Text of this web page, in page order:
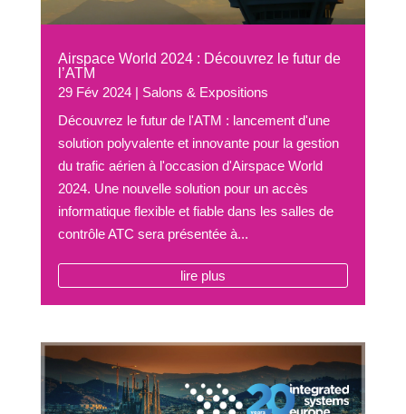
Airspace World 2024 : Découvrez le futur de
l’ATM
29 Fév 2024| Salons & Expositions
Découvrez le futur de l'ATM : lancement d'une
solution polyvalente et innovante pour la gestion
du trafic aérien à l'occasion d'Airspace World
2024. Une nouvelle solution pour un accès
informatique flexible et fiable dans les salles de
contrôle ATC sera présentée à...
lire plus